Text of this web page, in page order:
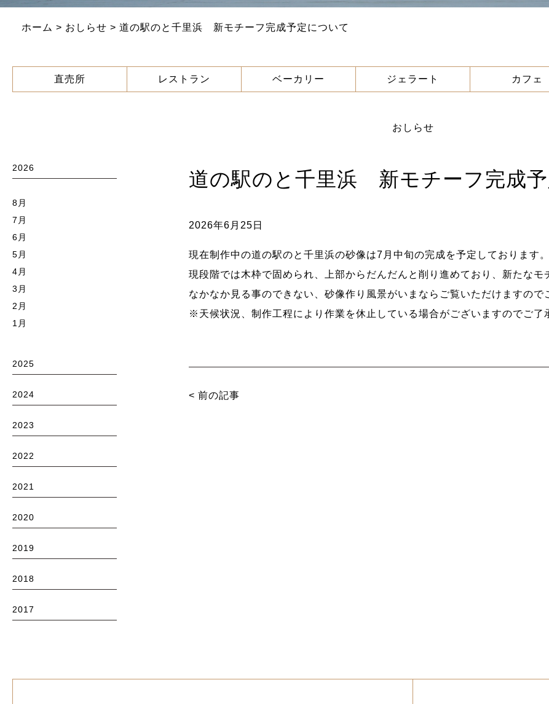
ホーム > おしらせ > 道の駅のと千里浜 新モチーフ完成予定について
直売所 レストラン ベーカリー ジェラート カフェ
おしらせ
道の駅のと千里浜 新モチーフ完成
2026年6月25日
現在制作中の道の駅のと千里浜の砂像は7月中旬の完成を予定しております。
現段階では木枠で固められ、上部からだんだんと削り進めており、新たなモ
なかなか見る事のできない、砂像作り風景がいまならご覧いただけますので
※天候状況、制作工程により作業を休止している場合がございますのでご了
< 前の記事
2026
8月
7月
6月
5月
4月
3月
2月
1月
2025
2024
2023
2022
2021
2020
2019
2018
2017